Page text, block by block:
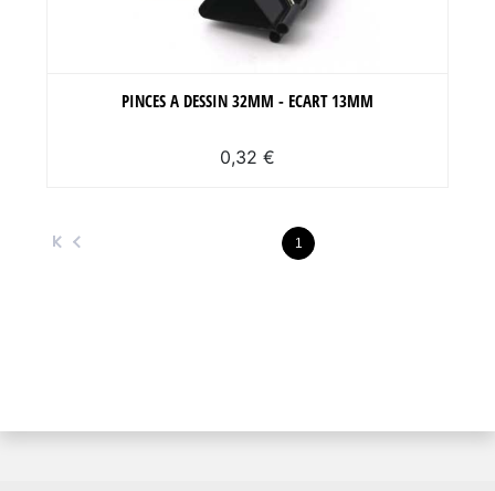
PINCES A DESSIN 32MM - ECART 13MM
0,32 €
1